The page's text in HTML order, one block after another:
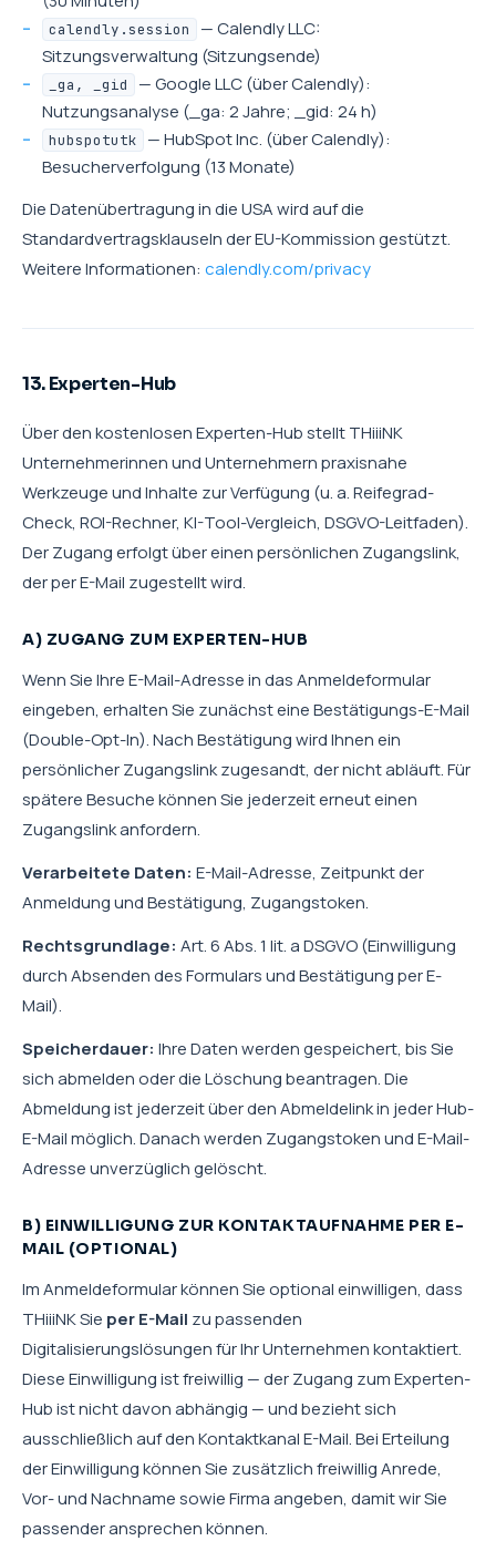
calendly.session
— Calendly LLC:
Sitzungsverwaltung (Sitzungsende)
_ga, _gid
— Google LLC (über Calendly):
Nutzungsanalyse (_ga: 2 Jahre; _gid: 24 h)
hubspotutk
— HubSpot Inc. (über Calendly):
Besucherverfolgung (13 Monate)
Die Datenübertragung in die USA wird auf die
Standardvertragsklauseln der EU-Kommission gestützt.
Weitere Informationen: calendly.com/privacy
13. Experten-Hub
Über den kostenlosen Experten-Hub stellt THiiiNK
Unternehmerinnen und Unternehmern praxisnahe
Werkzeuge und Inhalte zur Verfügung (u. a. Reifegrad-
Check, ROI-Rechner, KI-Tool-Vergleich, DSGVO-Leitfaden).
Der Zugang erfolgt über einen persönlichen Zugangslink,
der per E-Mail zugestellt wird.
A) ZUGANG ZUM EXPERTEN-HUB
Wenn Sie Ihre E-Mail-Adresse in das Anmeldeformular
eingeben, erhalten Sie zunächst eine Bestätigungs-E-Mail
(Double-Opt-In). Nach Bestätigung wird Ihnen ein
persönlicher Zugangslink zugesandt, der nicht abläuft. Für
spätere Besuche können Sie jederzeit erneut einen
Zugangslink anfordern.
Verarbeitete Daten: E-Mail-Adresse, Zeitpunkt der
Anmeldung und Bestätigung, Zugangstoken.
Rechtsgrundlage: Art. 6 Abs. 1 lit. a DSGVO (Einwilligung
durch Absenden des Formulars und Bestätigung per E-
Mail).
Speicherdauer: Ihre Daten werden gespeichert, bis Sie
sich abmelden oder die Löschung beantragen. Die
Abmeldung ist jederzeit über den Abmeldelink in jeder Hub-
E-Mail möglich. Danach werden Zugangstoken und E-Mail-
Adresse unverzüglich gelöscht.
B) EINWILLIGUNG ZUR KONTAKTAUFNAHME PER E-
MAIL (OPTIONAL)
Im Anmeldeformular können Sie optional einwilligen, dass
THiiiNK Sie per E-Mail zu passenden
Digitalisierungslösungen für Ihr Unternehmen kontaktiert.
Diese Einwilligung ist freiwillig — der Zugang zum Experten-
Hub ist nicht davon abhängig — und bezieht sich
ausschließlich auf den Kontaktkanal E-Mail. Bei Erteilung
der Einwilligung können Sie zusätzlich freiwillig Anrede,
Vor- und Nachname sowie Firma angeben, damit wir Sie
passender ansprechen können.